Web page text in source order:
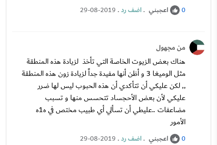
0 اعجبني .اضف رد.
29-08-2019
من مجهول
هناك بعض الزيوت الخاصة التي تأخذ لزيادة هذه المنطقة
مثل الوميغا 3 و أظن أنها مفيدة جداً لزيادة زون هذه المنطقة
,, لكن عليكي أن تتأكدي أن هذه الحبوب ليس لها ضرر
عليكي لأن بعض الأحجساد تتحسس منها و تسبب
مضاعفات ..عليطي أن تسألي أي طبيب مختص في ه1ه
الأمور
0 اعجبني .اضف رد.
29-08-2019